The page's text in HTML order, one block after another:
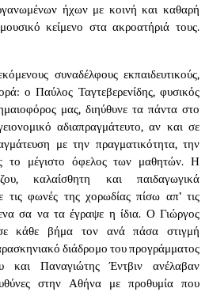
ήχων με κοινή και καθαρή
κείμενο στα ακροατήριά τους.
συναδέλφους εκπαιδευτικούς,
ο Παύλος Ταγτεβερενίδης, φυσικός
μας, διηύθυνε τα πάντα στο
αδιαπραγμάτευτο, αν και σε
με την πραγματικότητα, την
το μέγιστο όφελος των μαθητών. Η
καλαίσθητη και παιδαγωγικά
τις φωνές της χορωδίας πίσω απ’ τις
σα να τα έγραψε η ίδια. Ο Γιώργος
κάθε βήμα τον ανά πάσα στιγμή
διάδρομο του προγράμματος
και Παναγιώτης Έντβιν ανέλαβαν
στην Αθήνα με προθυμία που